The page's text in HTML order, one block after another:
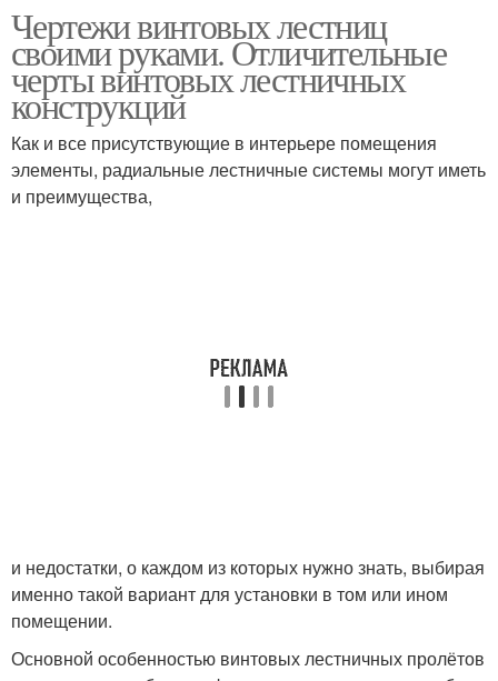
Чертежи винтовых лестниц
своими руками. Отличительные
черты винтовых лестничных
конструкций
Как и все присутствующие в интерьере помещения
элементы, радиальные лестничные системы могут иметь
и преимущества,
и недостатки, о каждом из которых нужно знать, выбирая
именно такой вариант для установки в том или ином
помещении.
Основной особенностью винтовых лестничных пролётов